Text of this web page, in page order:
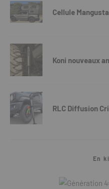
Cellule
Koni nouveaux
RLC Diffusion
En